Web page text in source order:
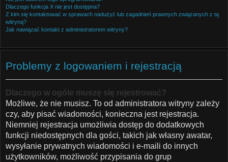
Dlaczego funkcja X nie jest dostępna?
Z kim się kontaktować w sprawach nadużyć lub zagadnień prawnych związanych z tą
witryną?
Jak nawiązać kontakt z administratorem witryny?
Problemy z logowaniem i rejestracją
Dlaczego w ogóle muszę się rejestrować?
Możliwe, że nie musisz. To od administratora witryny zależy
czy, aby pisać wiadomości, konieczna jest rejestracja.
Niemniej rejestracja umożliwia dostęp do dodatkowych
funkcji niedostępnych dla gości, takich jak własny awatar,
wysyłanie prywatnych wiadomości i e-maili do innych
użytkowników, możliwość przypisania do grup